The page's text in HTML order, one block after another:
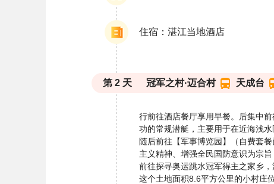
住宿：湛江当地酒店
第 2 天 冠军之村·迈合村 天成台
行前往酒店餐厅享用早餐。后集中
功的常规潜艇，主要用于在近海浅
随后前往【军事博览园】（自费套
主义精神、增强全民国防意识为宗
前往探寻奥运跳水冠军得主之家乡
这个土地面积8.6平方公里的小村庄